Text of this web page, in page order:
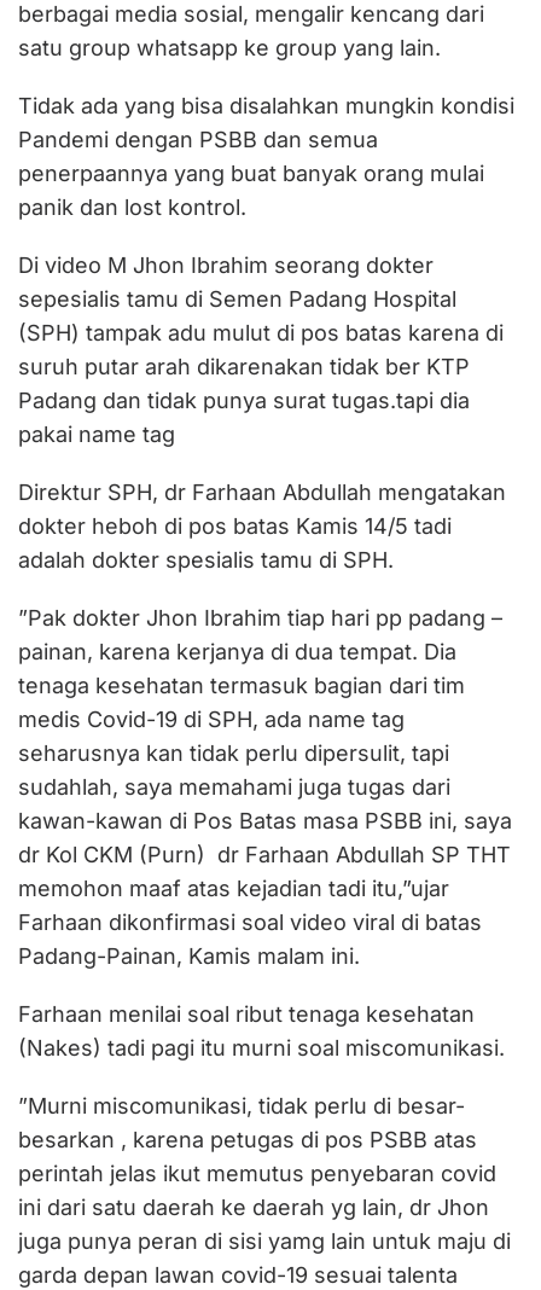
berbagai media sosial, mengalir kencang dari
satu group whatsapp ke group yang lain.
Tidak ada yang bisa disalahkan mungkin kondisi
Pandemi dengan PSBB dan semua
penerpaannya yang buat banyak orang mulai
panik dan lost kontrol.
Di video M Jhon Ibrahim seorang dokter
sepesialis tamu di Semen Padang Hospital
(SPH) tampak adu mulut di pos batas karena di
suruh putar arah dikarenakan tidak ber KTP
Padang dan tidak punya surat tugas.tapi dia
pakai name tag
Direktur SPH, dr Farhaan Abdullah mengatakan
dokter heboh di pos batas Kamis 14/5 tadi
adalah dokter spesialis tamu di SPH.
”Pak dokter Jhon Ibrahim tiap hari pp padang –
painan, karena kerjanya di dua tempat. Dia
tenaga kesehatan termasuk bagian dari tim
medis Covid-19 di SPH, ada name tag
seharusnya kan tidak perlu dipersulit, tapi
sudahlah, saya memahami juga tugas dari
kawan-kawan di Pos Batas masa PSBB ini, saya
dr Kol CKM (Purn) dr Farhaan Abdullah SP THT
memohon maaf atas kejadian tadi itu,”ujar
Farhaan dikonfirmasi soal video viral di batas
Padang-Painan, Kamis malam ini.
Farhaan menilai soal ribut tenaga kesehatan
(Nakes) tadi pagi itu murni soal miscomunikasi.
”Murni miscomunikasi, tidak perlu di besar-
besarkan , karena petugas di pos PSBB atas
perintah jelas ikut memutus penyebaran covid
ini dari satu daerah ke daerah yg lain, dr Jhon
juga punya peran di sisi yamg lain untuk maju di
garda depan lawan covid-19 sesuai talenta